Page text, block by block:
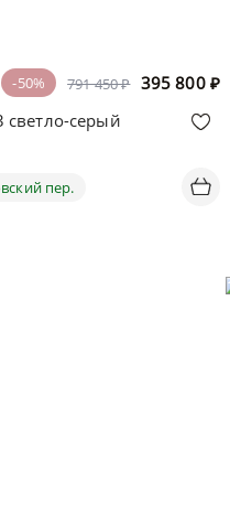
791 450 ₽ 395 800 ₽
-50%
серый
пер.